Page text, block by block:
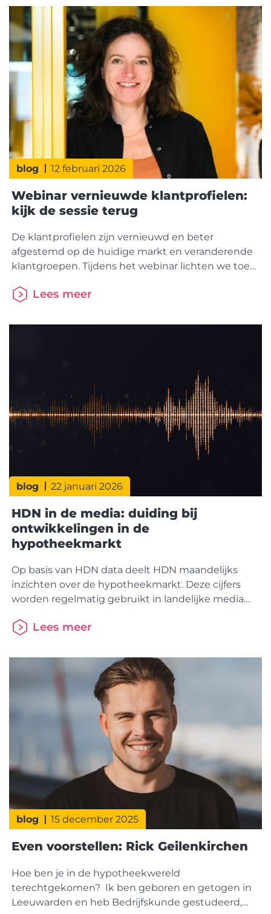
hieronder de presentaties van het desbetreffende
webinar
blog 12 februari 2026
Webinar vernieuwde klantprofielen:
kijk de sessie terug
De klantprofielen zijn vernieuwd en beter
afgestemd op de huidige markt en veranderende
klantgroepen. Tijdens het webinar lichten we toe
dit betekent voor de hypotheekmarkt vanaf 2026.
machinelearningtechniek en inhoudelijk
Lees meer
blog 22 januari 2026
HDN in de media: duiding bij
ontwikkelingen in de
hypotheekmarkt
Op basis van HDN data deelt HDN maandelijks
inzichten over de hypotheekmarkt. Deze cijfers
worden regelmatig gebruikt in landelijke media
pagina zijn video- en radiofragmenten verzameld
uitzending De Ochtendspits
Lees meer
blog 15 december 2025
Even voorstellen: Rick Geilenkirchen
Hoe ben je in de hypotheekwereld
terechtgekomen? Ik ben geboren en getogen in
Leeuwarden en heb Bedrijfskunde gestudeerd,